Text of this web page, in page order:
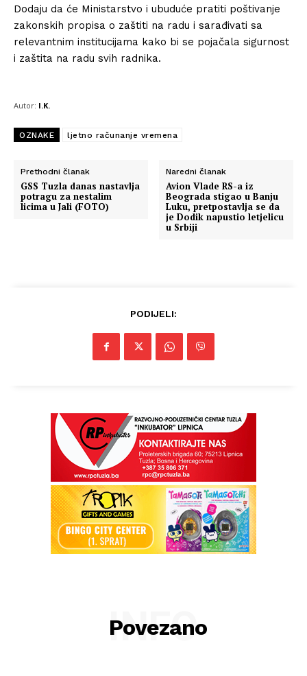
O nama
Kontakt
Impressum
Dodaju da će Ministarstvo i ubuduće pratiti poštivanje
zakonskih propisa o zaštiti na radu i sarađivati sa
relevantnim institucijama kako bi se pojačala sigurnost
i zaštita na radu svih radnika.
Autor: I.K.
OZNAKE ljetno računanje vremena
Prethodni članak
GSS Tuzla danas nastavlja
potragu za nestalim
licima u Jali (FOTO)
Naredni članak
Avion Vlade RS-a iz
Beograda stigao u Banju
Luku, pretpostavlja se da
je Dodik napustio letjelicu
u Srbiji
PODIJELI:
Povezano
INFO